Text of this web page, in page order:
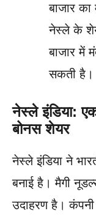
बाजार
नेस्ले के
बाजार में
सकती है।
नेस्ले इंडिया:
बोनस शेयर
नेस्ले इंडिया ने
बनाई है। मैगी
उदाहरण है। कंपनी